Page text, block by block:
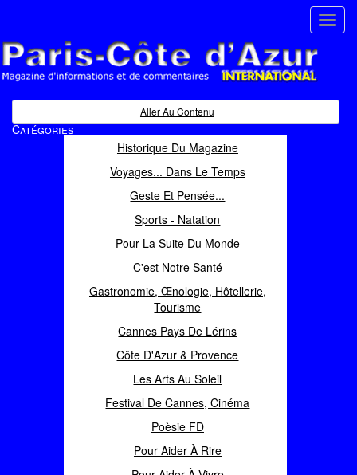
Magazine d'informations et de commentaires
Aller Au Contenu
Catégories
Historique Du Magazine
Voyages... Dans Le Temps
Geste Et Pensée...
Sports - Natation
Pour La Suite Du Monde
C'est Notre Santé
Gastronomie, Œnologie, Hôtellerie,
Tourisme
Cannes Pays De Lérins
Côte D'Azur & Provence
Les Arts Au Soleil
Festival De Cannes, Cinéma
Poèsie FD
Pour Aider À Rire